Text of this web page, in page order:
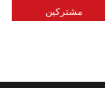
مشتركين